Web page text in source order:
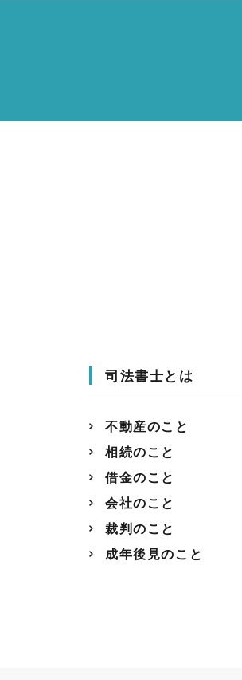
司法書士とは
不動産のこと
相続のこと
借金のこと
会社のこと
裁判のこと
成年後見のこと